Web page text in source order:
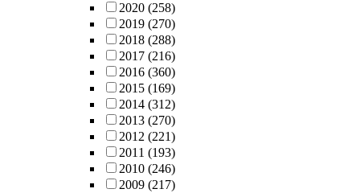
2020 (258)
2019 (270)
2018 (288)
2017 (216)
2016 (360)
2015 (169)
2014 (312)
2013 (270)
2012 (221)
2011 (193)
2010 (246)
2009 (217)